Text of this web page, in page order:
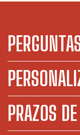
PRAZOS